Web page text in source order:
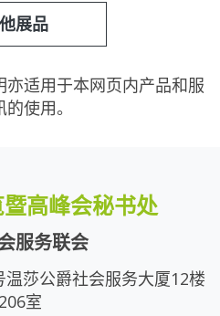
展品
适用于本网页内产品和服
使用。
高峰会秘书处
服务联会
莎公爵社会服务大厦12楼
室